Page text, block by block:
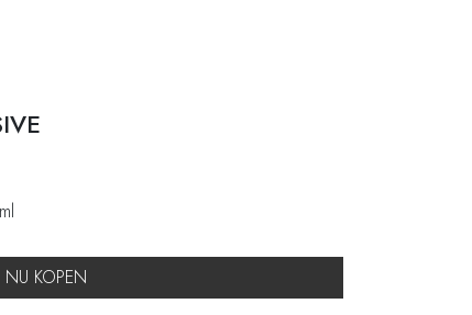
NU KOPEN